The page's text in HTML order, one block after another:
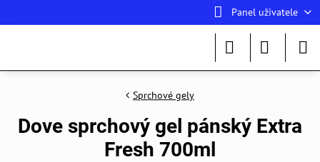
Panel uživatele
Sprchové gely
Dove sprchový gel pánský Extra
Fresh 700ml